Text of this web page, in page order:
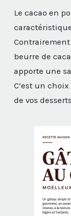
Le cacao en
beurre de
apporte une
C’est un
de vos